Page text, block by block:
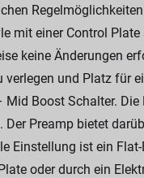
mit einer Control
keine Änderungen
und Platz für
Boost Schalter. Die
Preamp bietet
Einstellung ist ein
oder durch ein